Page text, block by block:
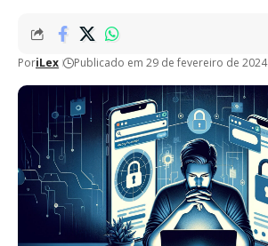
PoriLex Publicado em 29 de fevereiro de 2024